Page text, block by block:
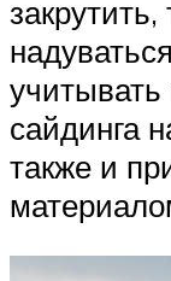
сайдинга
также и